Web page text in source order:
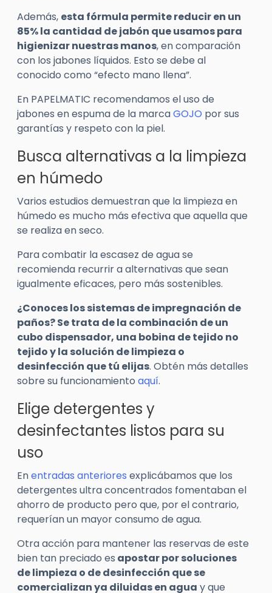
Además, esta fórmula permite reducir en un
85% la cantidad de jabón que usamos para
higienizar nuestras manos, en comparación
con los jabones líquidos. Esto se debe al
conocido como “efecto mano llena”.
En PAPELMATIC recomendamos el uso de
jabones en espuma de la marcaGOJO por sus
garantías y respeto con la piel.
Busca alternativas a la limpieza
en húmedo
Varios estudios demuestran que la limpieza en
húmedo es mucho más efectiva que aquella que
se realiza en seco.
Para combatir la escasez de agua se
recomienda recurrir a alternativas que sean
igualmente eficaces, pero más sostenibles.
¿Conoces los sistemas de impregnación de
paños? Se trata de la combinación de un
cubo dispensador, una bobina de tejido no
tejido y la solución de limpieza o
desinfección que tú elijas. Obtén más detalles
sobre su funcionamiento aquí.
Elige detergentes y
desinfectantes listos para su
uso
Enentradas anteriores explicábamos que los
detergentes ultra concentrados fomentaban el
ahorro de producto pero que, por el contrario,
requerían un mayor consumo de agua.
Otra acción para mantener las reservas de este
bien tan preciado es apostar por soluciones
de limpieza o de desinfección que se
comercializan ya diluidas en agua y que